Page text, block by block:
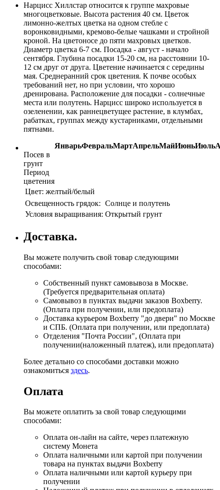
Нарцисс Хиллстар относится к группе махровые
многоцветковые. Высота растения 40 см. Цветок
лимонно-желтых цветка на одном стебле с
воронковидными, кремово-белые чашками и стройной
кроной. На цветоносе до пяти махровых цветков.
Диаметр цветка 6-7 см. Посадка - август - начало
сентября. Глубина посадки 15-20 см, на расстоянии 10-
12 см друг от друга. Цветение начинается с середины
мая. Среднеранний срок цветения. К почве особых
требований нет, но при условии, что хорошо
дренирована. Расположение для посадки - солнечные
места или полутень. Нарцисс широко используется в
озеленении, как раннецветущее растение, в клумбах,
рабатках, группах между кустарниками, отдельными
пятнами.
ЯнварьФевральМартАпрельМайИюньИюль
Посев в
грунт
Период
цветения
Цвет: желтый/белый
Освещенность грядок: Солнце и полутень
Условия выращивания: Открытый грунт
Доставка.
Вы можете получить свой товар следующими
способами:
Собственный пункт самовывоза в Москве.
(Требуется предварительная оплата)
Самовывоз в пунктах выдачи заказов Boxberry.
(Оплата при получении, или предоплата)
Доставка курьером Boxberry "до двери" по Москве
и СПБ. (Оплата при получении, или предоплата)
Отделения "Почта России", (Оплата при
получении(наложенный платеж), или предоплата)
Более детально со способами доставки можно
ознакомиться здесь.
Оплата
Вы можете оплатить за свой товар следующими
способами:
Оплата он-лайн на сайте, через платежную
систему Монета
Оплата наличными или картой при получении
товара на пунктах выдачи Boxberry
Оплата наличными или картой курьеру при
получении